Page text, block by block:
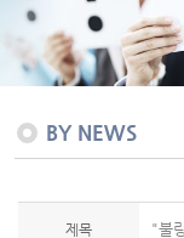
BY NEWS
제목 "불